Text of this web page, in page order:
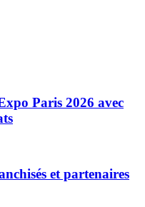
Paris 2026 avec
et partenaires